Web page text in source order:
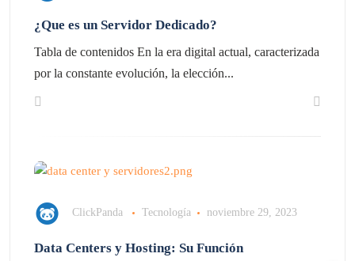
¿Que es un Servidor Dedicado?
Tabla de contenidos En la era digital actual, caracterizada
por la constante evolución, la elección...
ClickPanda Tecnología noviembre 29, 2023
Data Centers y Hosting: Su Función